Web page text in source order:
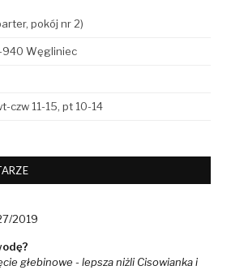
pokój nr 2)
940 Węgliniec
czw 11-15, pt 10-14
2019
głebinowe - lepsza niżli Cisowianka i